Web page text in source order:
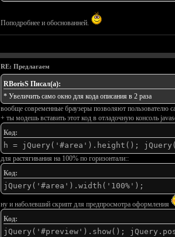
Поподробнее и обоснованней.
RE: Предлагаем
RBorisS Писал(а):
*Увеличить само окно для кода описания в 2 раза
вообще современные браузеры позволяют пользователю
+ ты модешь вставить этот код в отладочную консоль
Код:
h = jQuery('#area').height();
для растягивания на 100% по горизонтали::
Код:
jQuery('#area').width('100%');
ну и наболевший скрипт для предпросмотра оформления
Код:
jQuery('#preview').show();